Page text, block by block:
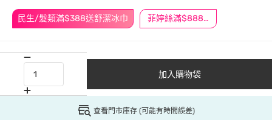
民生/髮類滿$388送舒潔冰巾 菲婷絲滿$888折$88
加入購物袋
查看門市庫存 (可能有時間誤差)